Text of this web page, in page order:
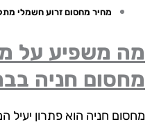
מחיר מחסום זרוע חשמלי מתקפל
משפיע על
חניה בבת
חניה הוא פתרון יעיל